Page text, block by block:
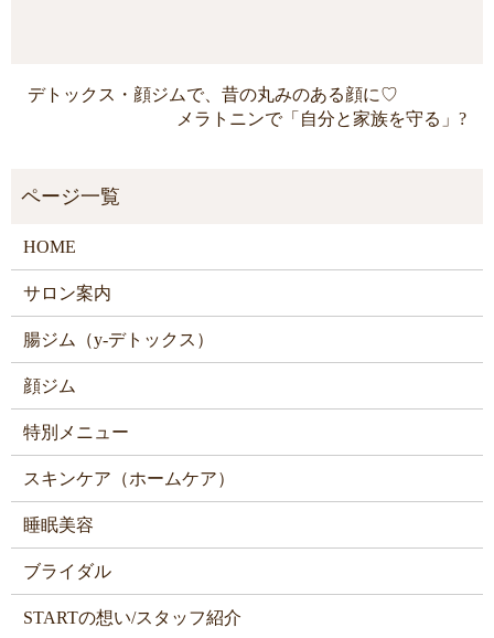
デトックス・顔ジムで、昔の丸みのある顔に♡
メラトニンで「自分と家族を守る」?
HOME
サロン案内
腸ジム（y-デトックス）
顔ジム
特別メニュー
スキンケア（ホームケア）
睡眠美容
ブライダル
STARTの想い/スタッフ紹介